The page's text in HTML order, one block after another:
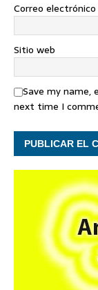
Correo electrónico
Sitio web
Save my name,
next time I